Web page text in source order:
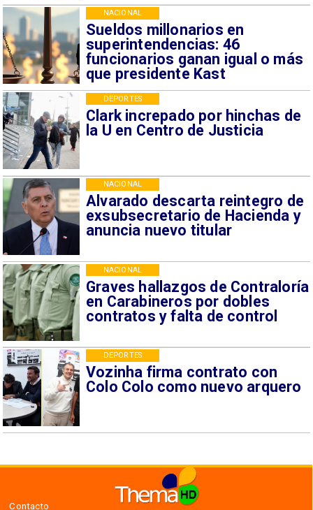
Sueldos millonarios en
superintendencias: 46
funcionarios ganan igual o más
que presidente Kast
NACIONAL
Clark increpado por hinchas de
la U en Centro de Justicia
DEPORTES
Alvarado descarta reintegro de
exsubsecretario de Hacienda y
anuncia nuevo titular
NACIONAL
Graves hallazgos de Contraloría
en Carabineros por dobles
contratos y falta de control
NACIONAL
Vozinha firma contrato con
Colo Colo como nuevo arquero
DEPORTES
Contacto